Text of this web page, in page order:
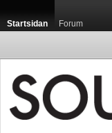
Startsidan Forum